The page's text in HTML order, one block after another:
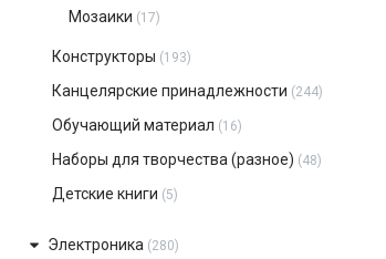
Мозаики (17)
Конструкторы (193)
Канцелярские принадлежности (244)
Обучающий материал (16)
Наборы для творчества (разное) (48)
Детские книги (5)
Электроника (280)